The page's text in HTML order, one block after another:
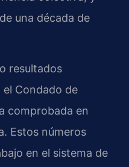
una década de
resultados
Condado de
comprobada en
Estos números
en el sistema de